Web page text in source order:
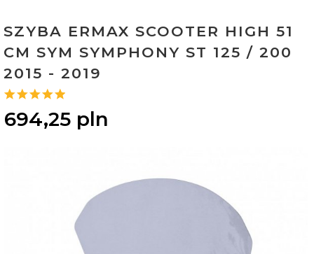
SZYBA ERMAX SCOOTER HIGH 51
CM SYM SYMPHONY ST 125 / 200
2015 - 2019
694,25 pln